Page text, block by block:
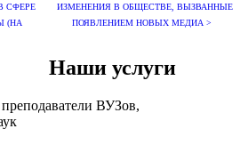
СФЕРЕ
(НА
ИЗМЕНЕНИЯ В ОБЩЕСТВЕ, ВЫЗВАННЫЕ
ПОЯВЛЕНИЕМ НОВЫХ МЕДИА >
Наши услуги
ВУЗов,